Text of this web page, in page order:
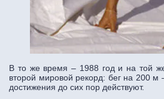
В то же время – 1988 год и на той
второй мировой рекорд: бег на 200 м
достижения до сих пор действуют.